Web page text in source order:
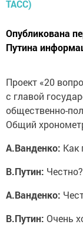
Опубликована
Путина
Проект «20
с главой
общественно-
Общий
А.Ванденко: Как
В.Путин: Честно?
А.Ванденко:
В.Путин: Очень